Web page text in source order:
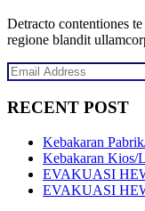
Detracto contentiones
regione blandit
RECENT POST
Kebakaran
Kebakaran Kios/
EVAKUASI
EVAKUASI